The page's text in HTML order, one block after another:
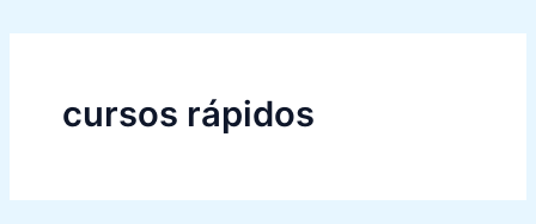
cursos rápidos